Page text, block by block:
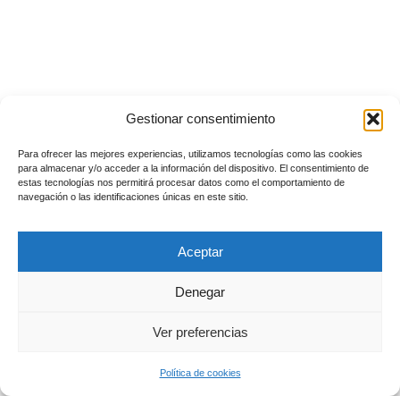
Gestionar consentimiento
Para ofrecer las mejores experiencias, utilizamos tecnologías como las cookies
para almacenar y/o acceder a la información del dispositivo. El consentimiento de
estas tecnologías nos permitirá procesar datos como el comportamiento de
navegación o las identificaciones únicas en este sitio.
Aceptar
Denegar
Ver preferencias
Política de cookies